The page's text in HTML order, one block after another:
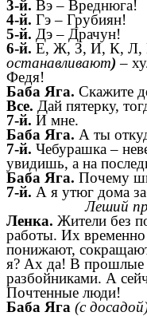
3-й. Вэ – Вреднюга!
4-й. Гэ – Грубиян!
5-й. Дэ – Драчун!
6-й. Е, Ж, З, И, К,
останавливают) –
Федя!
Баба Яга. Скажите
Все. Дай пятерку,
7-й. И мне.
Баба Яга. А ты
7-й. Чебурашка –
увидишь, а на
Баба Яга. Почему
7-й. А я утюг дома
Леший
Ленка. Жители без
работы. Их
понижают,
я? Ах да! В прошлые
разбойниками. А
Почтенные люди!
Баба Яга (с